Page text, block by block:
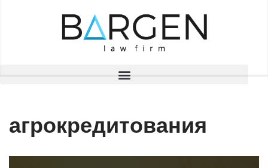
агрокредитования